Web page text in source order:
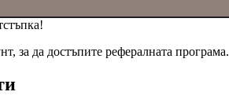
за да достъпите рефералната програма.